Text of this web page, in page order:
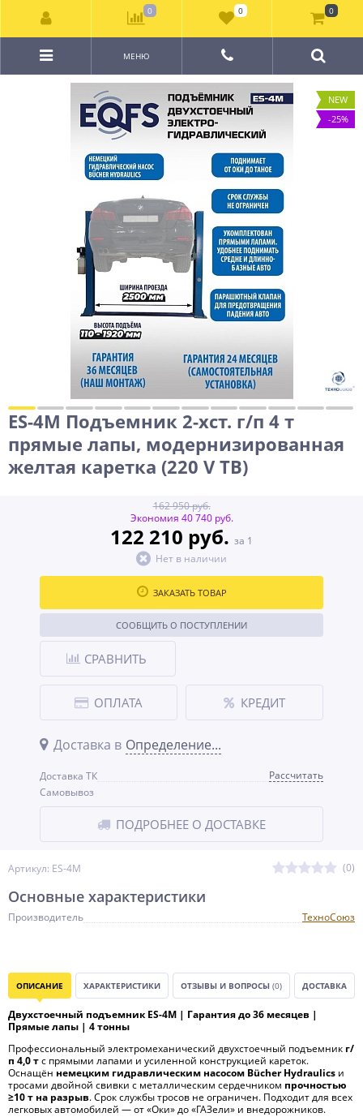
МЕНЮ
NEW
-25%
ES-4M Подъемник 2-хст. г/п 4 т
прямые лапы, модернизированная
желтая каретка (220 V ТВ)
Артикул: ES-4M (0)
162 950 руб.
Экономия 40 740 руб.
122 210 руб. за 1
Нет в наличии
ЗАКАЗАТЬ ТОВАР
СООБЩИТЬ О ПОСТУПЛЕНИИ
СРАВНИТЬ
ОПЛАТА КРЕДИТ
Доставка в Определение...
Доставка ТК
Рассчитать
Самовывоз
ПОДРОБНЕЕ О ДОСТАВКЕ
Основные характеристики
Производитель ТехноСоюз
ОПИСАНИЕ ХАРАКТЕРИСТИКИ ОТЗЫВЫ И ВОПРОСЫ (0) ДОСТАВКА
Двухстоечный подъемник ES-4M | Гарантия до 36 месяцев |
Прямые лапы | 4 тонны
Профессиональный электромеханический двухстоечный подъемник г/
п 4,0 тс прямыми лапами и усиленной конструкцией кареток.
Оснащён немецким гидравлическим насосом Bücher Hydraulics и
тросами двойной свивки с металлическим сердечником прочностью
≥10 т на разрыв. Срок службы тросов не ограничен. Подходит для всех
легковых автомобилей — от «Оки» до «ГАЗели» и внедорожников.
0 0 0